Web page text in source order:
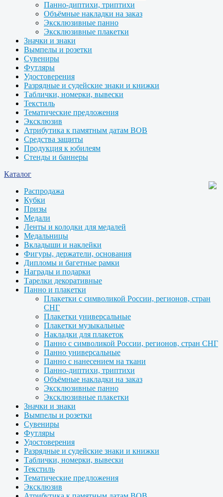
Панно-диптихи, триптихи
Объёмные накладки на заказ
Эксклюзивные панно
Эксклюзивные плакетки
Значки и знаки
Вымпелы и розетки
Сувениры
Футляры
Удостоверения
Разрядные и судейские знаки и книжки
Таблички, номерки, вывески
Текстиль
Тематические предложения
Эксклюзив
Атрибутика к памятным датам ВОВ
Средства защиты
Продукция к юбилеям
Стенды и баннеры
Каталог
Распродажа
Кубки
Призы
Медали
Ленты и колодки для медалей
Медальницы
Вкладыши и наклейки
Фигуры, держатели, основания
Дипломы и багетные рамки
Награды и подарки
Тарелки декоративные
Панно и плакетки
Плакетки с символикой России, регионов, стран
СНГ
Плакетки универсальные
Плакетки музыкальные
Накладки для плакеток
Панно с символикой России, регионов, стран СНГ
Панно универсальные
Панно с нанесением на ткани
Панно-диптихи, триптихи
Объёмные накладки на заказ
Эксклюзивные панно
Эксклюзивные плакетки
Значки и знаки
Вымпелы и розетки
Сувениры
Футляры
Удостоверения
Разрядные и судейские знаки и книжки
Таблички, номерки, вывески
Текстиль
Тематические предложения
Эксклюзив